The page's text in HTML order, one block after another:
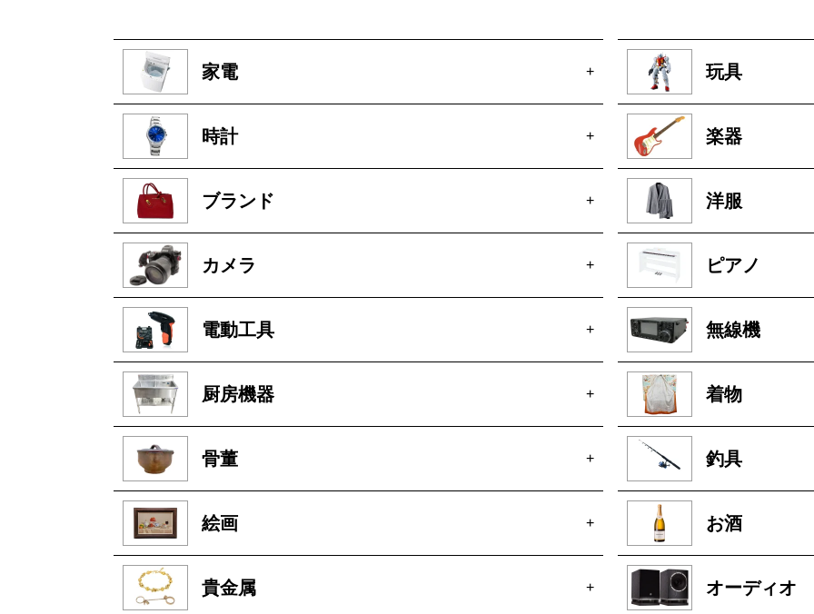
家電 +
時計 +
ブランド +
カメラ +
電動工具 +
厨房機器 +
骨董 +
絵画 +
貴金属 +
玩具
楽器
洋服
ピアノ
無線機
着物
釣具
お酒
オーディオ